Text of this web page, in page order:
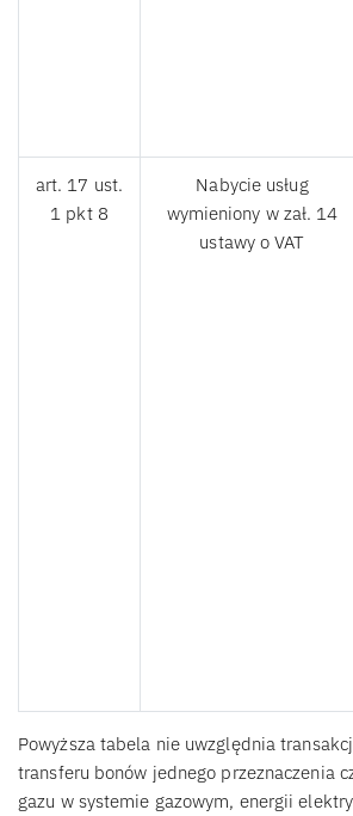
art. 17 ust.
1 pkt 8
Nabycie usług
wymieniony w zał. 14
ustawy o VAT
Powyższa tabela nie uwzględnia
transferu bonów jednego przeznaczenia
gazu w systemie gazowym, energii